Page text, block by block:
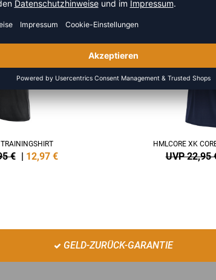
€ | 12,97 €
SALE
HMLCORE XK
UVP 22,95
GELD-ZURÜCK-GARANTIE